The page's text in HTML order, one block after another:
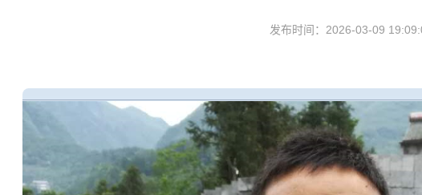
发布时间：2026-03-09